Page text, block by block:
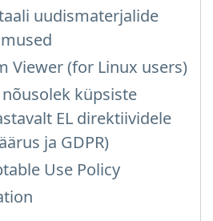
uudismaterjalide
Viewer (for Linux users)
küpsiste
EL direktiividele
ja GDPR)
Use Policy